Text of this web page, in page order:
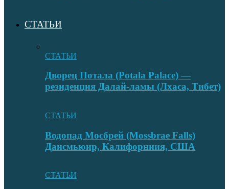
СТАТЬИ
СТАТЬИ
Дворец Потала (Potala Palace) —
резиденция Далай-ламы (Лхаса, Тибет)
СТАТЬИ
Водопад Мосбрей (Mossbrae Falls)
Дансмьюир, Калифорниия, США
СТАТЬИ